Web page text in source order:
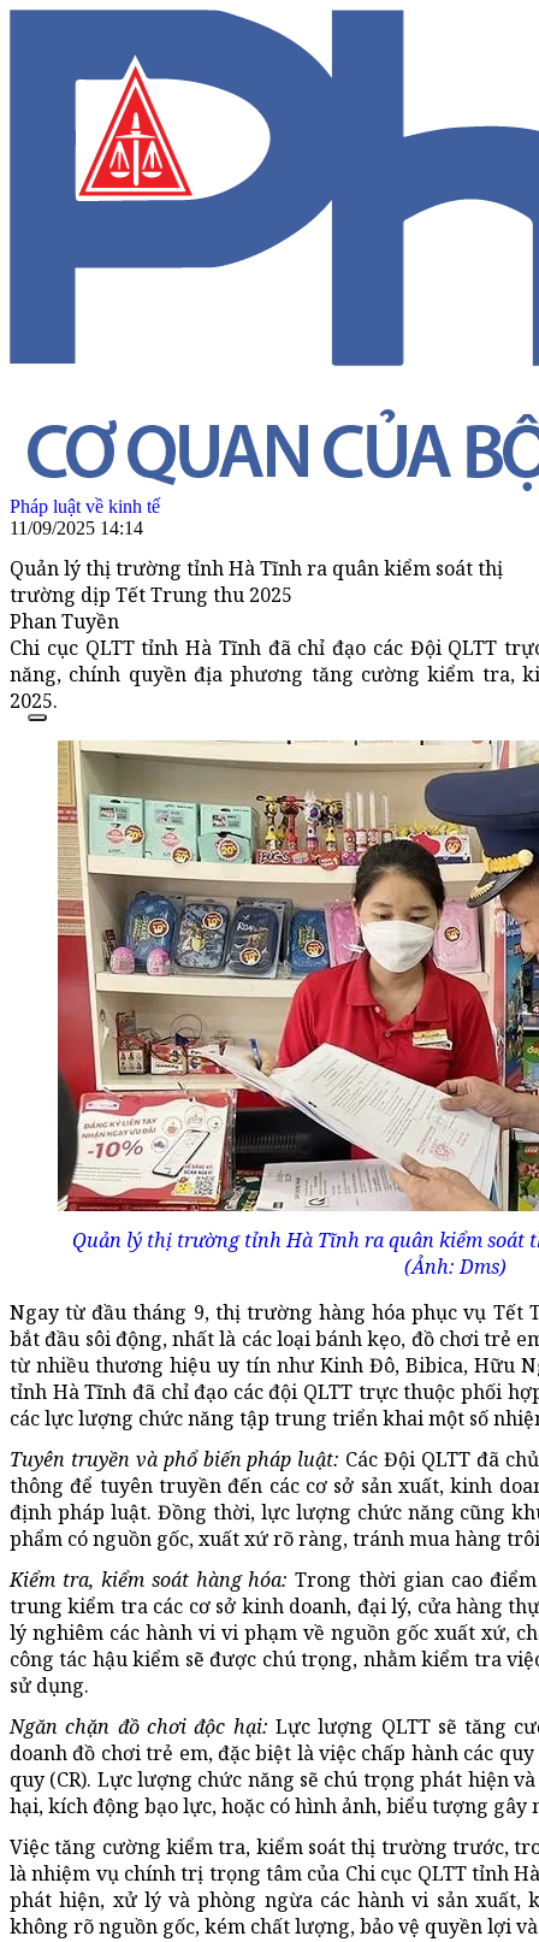
Pháp luật về kinh tế
11/09/2025 14:14
Quản lý thị trường tỉnh Hà Tĩnh ra quân kiểm soát thị
trường dịp Tết Trung thu 2025
Phan Tuyền
Chi cục QLTT tỉnh Hà Tĩnh đã chỉ đạo các Đội QLTT
năng, chính quyền địa phương tăng cường kiểm tra,
2025.
Quản lý thị trường tỉnh Hà Tĩnh ra quân kiểm soát
(Ảnh: Dms)
Ngay từ đầu tháng 9, thị trường hàng hóa phục vụ
bắt đầu sôi động, nhất là các loại bánh kẹo, đồ chơi trẻ
từ nhiều thương hiệu uy tín như Kinh Đô, Bibica, Hữu
tỉnh Hà Tĩnh đã chỉ đạo các đội QLTT trực thuộc phối
các lực lượng chức năng tập trung triển khai một số
Tuyên truyền và phổ biến pháp luật: Các Đội QLTT đã
thông để tuyên truyền đến các cơ sở sản xuất, kinh
định pháp luật. Đồng thời, lực lượng chức năng cũng
phẩm có nguồn gốc, xuất xứ rõ ràng, tránh mua hàng
Kiểm tra, kiểm soát hàng hóa: Trong thời gian cao
trung kiểm tra các cơ sở kinh doanh, đại lý, cửa hàng
lý nghiêm các hành vi vi phạm về nguồn gốc xuất xứ,
công tác hậu kiểm sẽ được chú trọng, nhằm kiểm tra
sử dụng.
Ngăn chặn đồ chơi độc hại: Lực lượng QLTT sẽ tăng
doanh đồ chơi trẻ em, đặc biệt là việc chấp hành các
quy (CR). Lực lượng chức năng sẽ chú trọng phát hiện
hại, kích động bạo lực, hoặc có hình ảnh, biểu tượng gây
Việc tăng cường kiểm tra, kiểm soát thị trường trước,
là nhiệm vụ chính trị trọng tâm của Chi cục QLTT tỉnh
phát hiện, xử lý và phòng ngừa các hành vi sản xuất,
không rõ nguồn gốc, kém chất lượng, bảo vệ quyền lợi